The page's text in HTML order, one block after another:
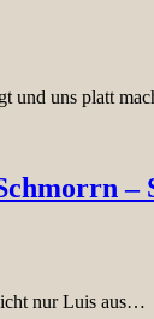
und uns platt
–
nur Luis aus…